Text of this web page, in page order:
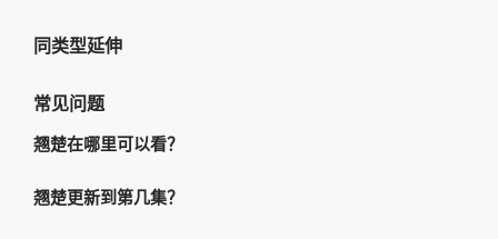
同类型延伸
常见问题
翘楚在哪里可以看？
翘楚更新到第几集？